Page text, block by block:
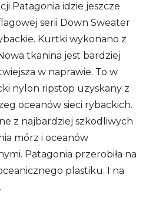
Patagonia idzie jeszcze
serii Down Sweater
Kurtki wykonano z
tkanina jest bardziej
w naprawie. To w
nylon ripstop uzyskany z
oceanów sieci rybackich.
z najbardziej szkodliwych
mórz i oceanów
Patagonia przerobiła na
plastiku. I na